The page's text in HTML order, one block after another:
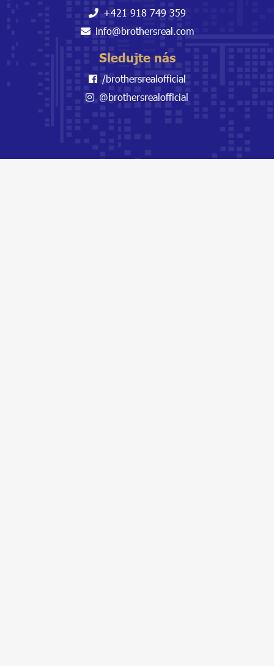
+421 918 749 359
info@brothersreal.com
Sledujte nás
/brothersrealofficial
@brothersrealofficial